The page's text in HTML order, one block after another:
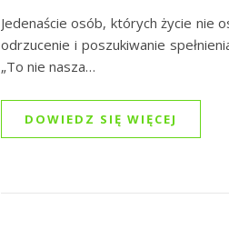
Jedenaście osób, których życie nie
odrzucenie i poszukiwanie
„To nie nasza…
DOWIEDZ SIĘ WIĘCEJ